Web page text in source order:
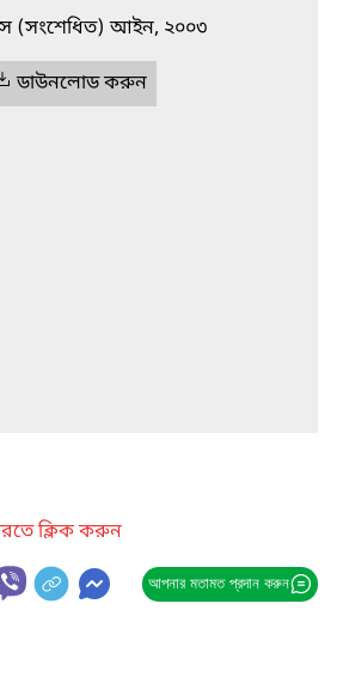
(সংশেধিত) আইন, ২০০৩
ডাউনলোড করুন
ক্লিক করুন
আপনার মতামত প্রদান করুন